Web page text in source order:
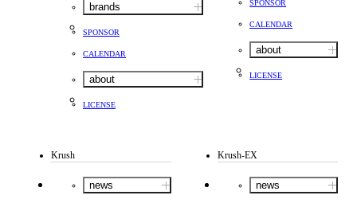
brands
SPONSOR
CALENDAR
about
LICENSE
SPONSOR
CALENDAR
about
LICENSE
Krush
news
Krush-EX
news